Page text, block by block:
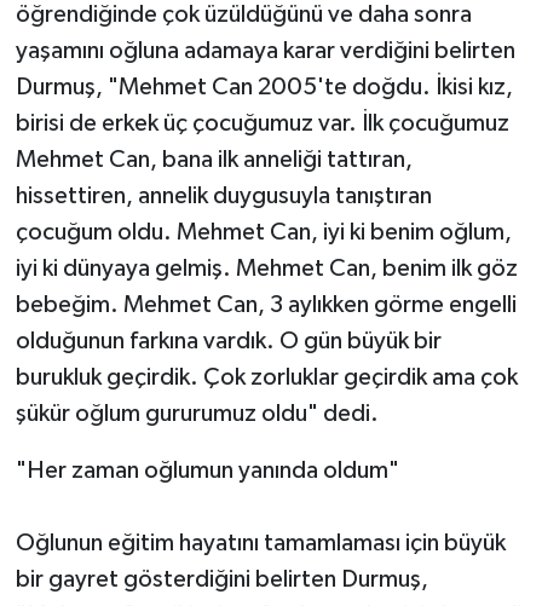
öğrendiğinde çok üzüldüğünü ve daha sonra
yaşamını oğluna adamaya karar verdiğini belirten
Durmuş, "Mehmet Can 2005'te doğdu. İkisi kız,
birisi de erkek üç çocuğumuz var. İlk çocuğumuz
Mehmet Can, bana ilk anneliği tattıran,
hissettiren, annelik duygusuyla tanıştıran
çocuğum oldu. Mehmet Can, iyi ki benim oğlum,
iyi ki dünyaya gelmiş. Mehmet Can, benim ilk göz
bebeğim. Mehmet Can, 3 aylıkken görme engelli
olduğunun farkına vardık. O gün büyük bir
burukluk geçirdik. Çok zorluklar geçirdik ama çok
şükür oğlum gururumuz oldu" dedi.
"Her zaman oğlumun yanında oldum"
Oğlunun eğitim hayatını tamamlaması için büyük
bir gayret gösterdiğini belirten Durmuş,